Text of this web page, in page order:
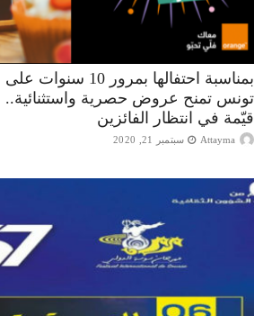
بمناسبة احتفالها
تونس تمنح عروض حصرية واستثنائية..
قيّمة في انتظار الفائزين
Attayma سبتمبر 21, 2020